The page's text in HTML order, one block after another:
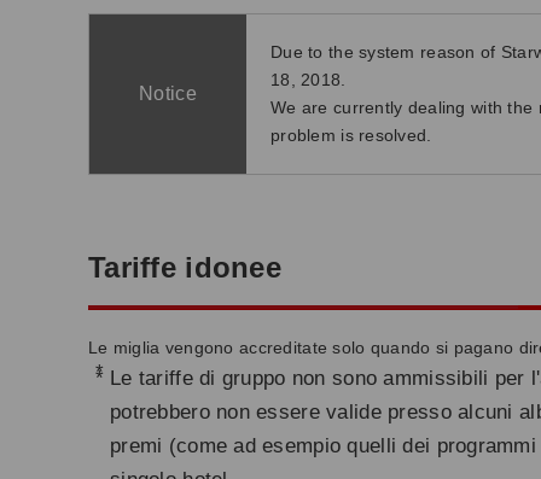
Notice
Due to the system reason of
18, 2018.
We are currently dealing with
problem is resolved.
Tariffe idonee
Le miglia vengono accreditate solo quando si pagano
* Le tariffe di gruppo non sono ammissibili
potrebbero non essere valide presso alcuni
premi (come ad esempio quelli dei